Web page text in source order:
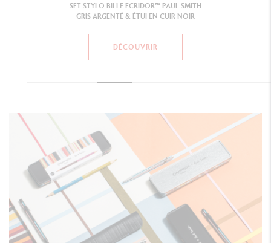
SET STYLO BILLE ECRIDOR™ PAUL SMITH
GRIS ARGENTÉ & ÉTUI EN CUIR NOIR
DÉCOUVRIR